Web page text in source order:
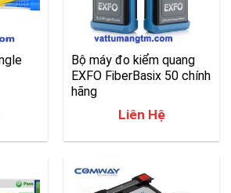
Bộ máy đo kiểm quang
EXFO FiberBasix 50 chính
hãng
Liên Hệ